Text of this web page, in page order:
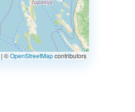
| ©OpenStreetMapcontributors